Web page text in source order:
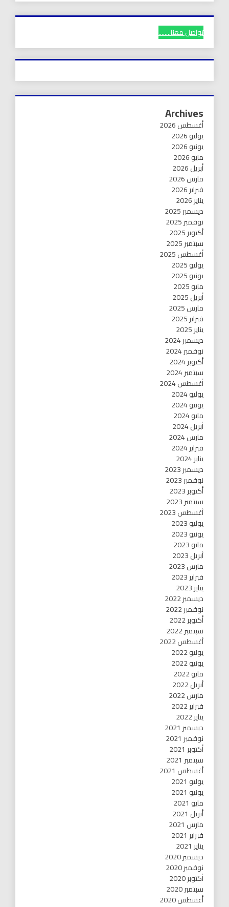
تواصل معنا........
Archives
أغسطس 2026
يوليو 2026
يونيو 2026
مايو 2026
أبريل 2026
مارس 2026
فبراير 2026
يناير 2026
ديسمبر 2025
نوفمبر 2025
أكتوبر 2025
سبتمبر 2025
أغسطس 2025
يوليو 2025
يونيو 2025
مايو 2025
أبريل 2025
مارس 2025
فبراير 2025
يناير 2025
ديسمبر 2024
نوفمبر 2024
أكتوبر 2024
سبتمبر 2024
أغسطس 2024
يوليو 2024
يونيو 2024
مايو 2024
أبريل 2024
مارس 2024
فبراير 2024
يناير 2024
ديسمبر 2023
نوفمبر 2023
أكتوبر 2023
سبتمبر 2023
أغسطس 2023
يوليو 2023
يونيو 2023
مايو 2023
أبريل 2023
مارس 2023
فبراير 2023
يناير 2023
ديسمبر 2022
نوفمبر 2022
أكتوبر 2022
سبتمبر 2022
أغسطس 2022
يوليو 2022
يونيو 2022
مايو 2022
أبريل 2022
مارس 2022
فبراير 2022
يناير 2022
ديسمبر 2021
نوفمبر 2021
أكتوبر 2021
سبتمبر 2021
أغسطس 2021
يوليو 2021
يونيو 2021
مايو 2021
أبريل 2021
مارس 2021
فبراير 2021
يناير 2021
ديسمبر 2020
نوفمبر 2020
أكتوبر 2020
سبتمبر 2020
أغسطس 2020